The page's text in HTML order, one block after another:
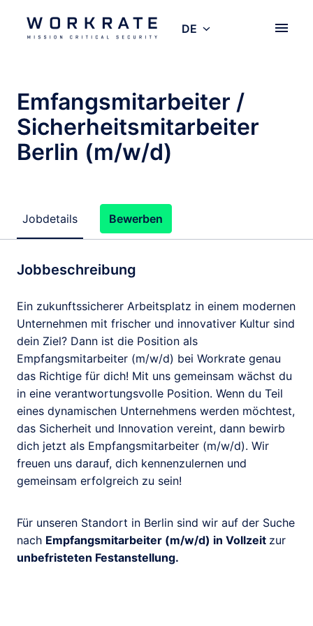
Inhalt
springenStartseite DE
Emfangsmitarbeiter /
Sicherheitsmitarbeiter
Berlin (m/w/d)
Jobdetails Bewerben
Jobbeschreibung
Ein zukunftssicherer Arbeitsplatz in einem modernen
Unternehmen mit frischer und innovativer Kultur sind
dein Ziel? Dann ist die Position als
Empfangsmitarbeiter (m/w/d) bei Workrate genau
das Richtige für dich! Mit uns gemeinsam wächst du
in eine verantwortungsvolle Position. Wenn du Teil
eines dynamischen Unternehmens werden möchtest,
das Sicherheit und Innovation vereint, dann bewirb
dich jetzt als Empfangsmitarbeiter (m/w/d). Wir
freuen uns darauf, dich kennenzulernen und
gemeinsam erfolgreich zu sein!
Für unseren Standort in Berlin sind wir auf der Suche
nach Empfangsmitarbeiter (m/w/d) in Vollzeit zur
unbefristeten Festanstellung.